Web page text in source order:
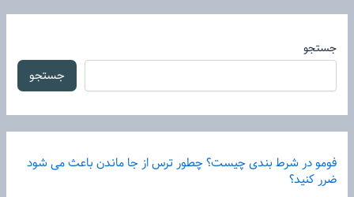
جستجو
جستجو
فومو در شرط بندی چیست؟ چطور ترس از جا ماندن باعث می شود
ضرر کنید؟